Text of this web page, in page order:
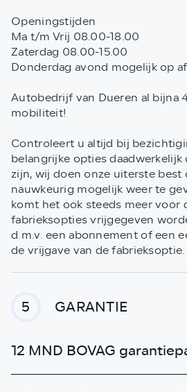
Openingstijden
Ma t/m Vrij 08.00-18.00
Zaterdag 08.00-15.00
Donderdag avond mogelijk op
Autobedrijf van Dueren al bijna
mobiliteit!
Controleert u altijd bij
belangrijke opties daadwerkelijk
zijn, wij doen onze uiterste best
nauwkeurig mogelijk weer te
komt het ook steeds meer voor
fabrieksopties vrijgegeven
d.m.v. een abonnement of een
de vrijgave van de fabrieksoptie.
5 GARANTIE
12 MND BOVAG